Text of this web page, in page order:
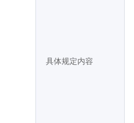
具体规定内容